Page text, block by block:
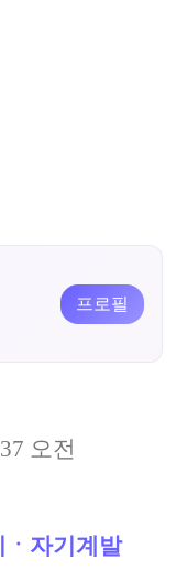
프로필
오전
ㆍ자기계발